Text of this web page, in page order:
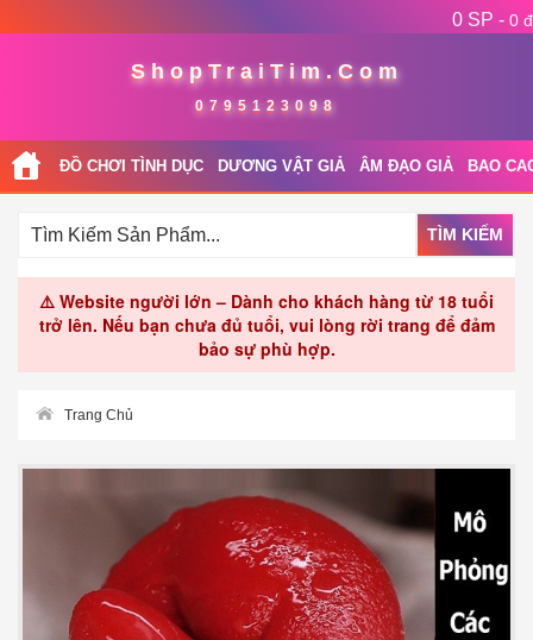
0 SP - 0 đ
ShopTraiTim.Com
0795123098
ĐỒ CHƠI TÌNH DỤC DƯƠNG VẬT GIẢ ÂM ĐẠO GIẢ BAO
TÌM KIẾM
⚠️ Website người lớn – Dành cho khách hàng từ 18 tuổi
trở lên. Nếu bạn chưa đủ tuổi, vui lòng rời trang để đảm
bảo sự phù hợp.
Trang Chủ